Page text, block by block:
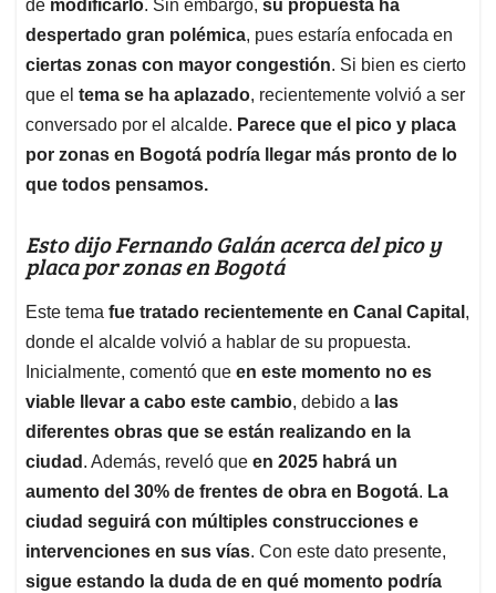
de modificarlo. Sin embargo, su propuesta ha
despertado gran polémica, pues estaría enfocada en
ciertas zonas con mayor congestión. Si bien es cierto
que el tema se ha aplazado, recientemente volvió a ser
conversado por el alcalde. Parece que el pico y placa
por zonas en Bogotá podría llegar más pronto de lo
que todos pensamos.
Esto dijo Fernando Galán acerca del pico y
placa por zonas en Bogotá
Este tema fue tratado recientemente en Canal Capital ,
donde el alcalde volvió a hablar de su propuesta.
Inicialmente, comentó que en este momento no es
viable llevar a cabo este cambio, debido a las
diferentes obras que se están realizando en la
ciudad . Además, reveló que en 2025 habrá un
aumento del 30% de frentes de obra en Bogotá. La
ciudad seguirá con múltiples construcciones e
intervenciones en sus vías. Con este dato presente,
sigue estando la duda de en qué momento podría